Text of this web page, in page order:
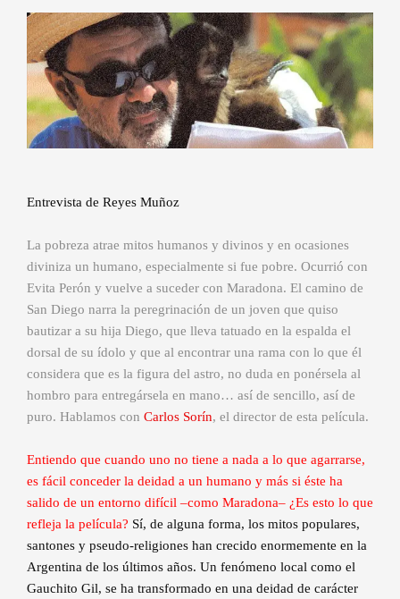
Entrevista de Reyes Muñoz
La pobreza atrae mitos humanos y divinos y en ocasiones
diviniza un humano, especialmente si fue pobre. Ocurrió con
Evita Perón y vuelve a suceder con Maradona. El camino de
San Diego narra la peregrinación de un joven que quiso
bautizar a su hija Diego, que lleva tatuado en la espalda el
dorsal de su ídolo y que al encontrar una rama con lo que él
considera que es la figura del astro, no duda en ponérsela al
hombro para entregársela en mano… así de sencillo, así de
puro. Hablamos con Carlos Sorín, el director de esta película.
Entiendo que cuando uno no tiene a nada a lo que agarrarse,
es fácil conceder la deidad a un humano y más si éste ha
salido de un entorno difícil –como Maradona– ¿Es esto lo que
refleja la película? Sí, de alguna forma, los mitos populares,
santones y pseudo-religiones han crecido enormemente en la
Argentina de los últimos años. Un fenómeno local como el
Gauchito Gil, se ha transformado en una deidad de carácter